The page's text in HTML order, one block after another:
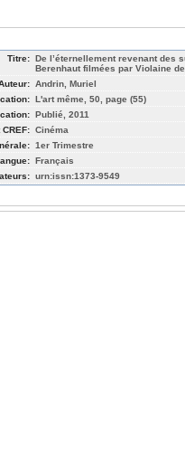
Titre: De l’éternellement revenant des
Berenhaut filmées par Violaine
Andrin, Muriel
L'art même, 50, page (55)
Publié, 2011
Cinéma
1er Trimestre
Français
urn:issn:1373-9549